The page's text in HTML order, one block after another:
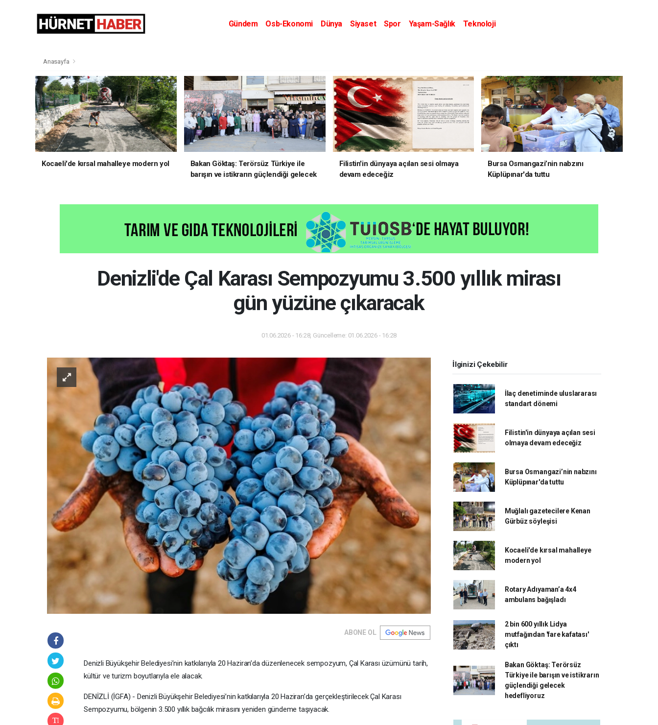
Gündem Osb-Ekonomi Dünya Siyaset Spor Yaşam-Sağlık
Teknoloji
Anasayfa
Kocaeli'de kırsal mahalleye modern yol
Bakan Göktaş: Terörsüz Türkiye ile
barışın ve istikrarın güçlendiği gelecek
Filistin'in dünyaya açılan sesi olmaya
devam edeceğiz
Bursa Osmangazi’nin nabzını
Küplüpınar'da tuttu
Denizli'de Çal Karası Sempozyumu 3.500 yıllık mirası
gün yüzüne çıkaracak
01.06.2026 - 16:28, Güncelleme: 01.06.2026 - 16:28
ABONE OL
Denizli Büyükşehir Belediyesi’nin katkılarıyla 20 Haziran’da düzenlenecek sempozyum, Çal Karası üzümünü tarih,
kültür ve turizm boyutlarıyla ele alacak.
DENİZLİ (İGFA) - Denizli Büyükşehir Belediyesi’nin katkılarıyla 20 Haziran’da gerçekleştirilecek Çal Karası
Sempozyumu, bölgenin 3.500 yıllık bağcılık mirasını yeniden gündeme taşıyacak.
İlginizi Çekebilir
İlaç denetiminde uluslararası
standart dönemi
Filistin'in dünyaya açılan sesi
olmaya devam edeceğiz
Bursa Osmangazi’nin nabzını
Küplüpınar'da tuttu
Muğlalı gazetecilere Kenan
Gürbüz söyleşisi
Kocaeli'de kırsal mahalleye
modern yol
Rotary Adıyaman’a 4x4
ambulans bağışladı
2 bin 600 yıllık Lidya
mutfağından 'fare kafatası'
çıktı
Bakan Göktaş: Terörsüz
Türkiye ile barışın ve istikrarın
güçlendiği gelecek
hedefliyoruz